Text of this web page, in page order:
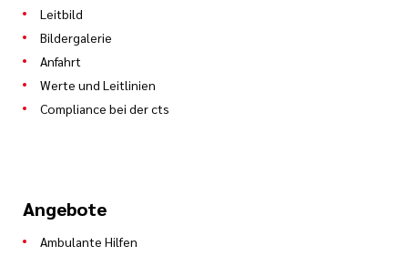
Leitbild
Bildergalerie
Anfahrt
Werte und Leitlinien
Compliance bei der cts
Angebote
Ambulante Hilfen